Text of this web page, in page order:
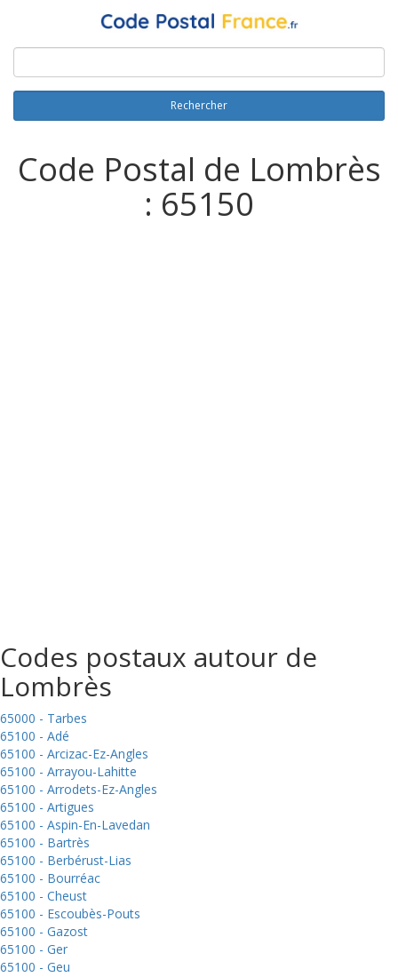
Rechercher
Code Postal de Lombrès
: 65150
Codes postaux autour de
Lombrès
65000 - Tarbes
65100 - Adé
65100 - Arcizac-Ez-Angles
65100 - Arrayou-Lahitte
65100 - Arrodets-Ez-Angles
65100 - Artigues
65100 - Aspin-En-Lavedan
65100 - Bartrès
65100 - Berbérust-Lias
65100 - Bourréac
65100 - Cheust
65100 - Escoubès-Pouts
65100 - Gazost
65100 - Ger
65100 - Geu